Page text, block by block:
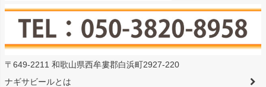
〒649-2211 和歌山県西牟婁郡白浜町2927-220
ナギサビールとは